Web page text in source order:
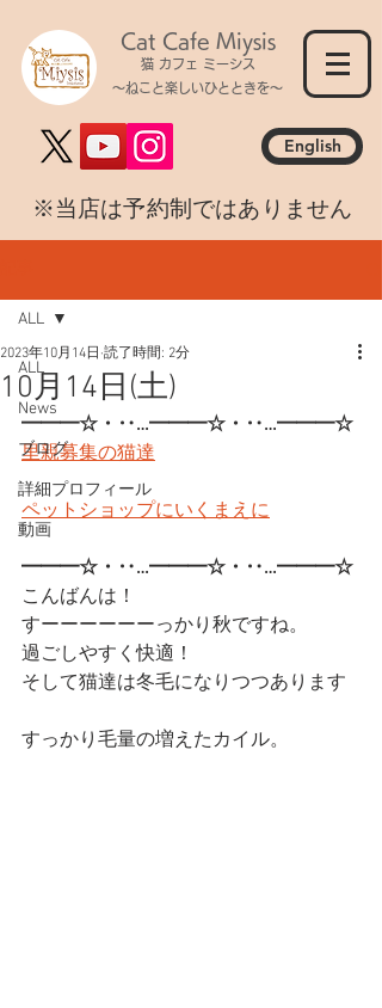
Cat Cafe Miysis
猫 カフェ ミーシス
～ねこと楽しいひとときを～
English
​※当店は予約制ではありません
ALL
News
ブログ
詳細プロフィール
動画
ALL
10月14日(土)
2023年10月14日 読了時間: 2分
━━━☆・‥…━━━☆・‥…━━━☆
里親募集の猫達
ペットショップにいくまえに
━━━☆・‥…━━━☆・‥…━━━☆
こんばんは！
すーーーーーーっかり秋ですね。
過ごしやすく快適！
そして猫達は冬毛になりつつあります
すっかり毛量の増えたカイル。